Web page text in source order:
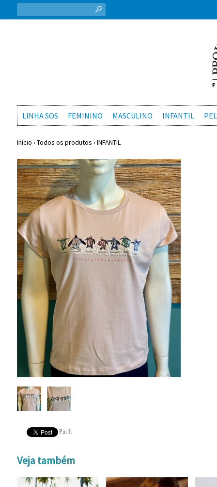
s
LINHA SOS FEMININO MASCULINO INFANTIL
Início › Todos os produtos › INFANTIL
Pin It
Veja também